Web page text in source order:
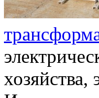
хозяйства,